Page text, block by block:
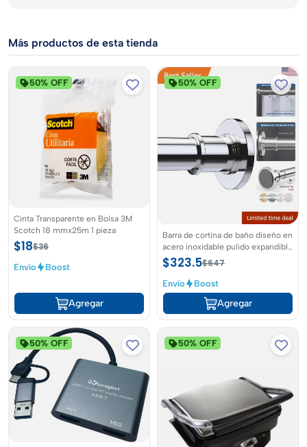
Más productos de esta tienda
50% OFF
Cinta Transparente en Bolsa 3M
Scotch 18 mmx25m 1 pieza
$18$36
Envío Boost
Agregar
50% OFF
Barra de cortina de baño diseño en
acero inoxidable pulido expandible
y ajustable de 109cm a 185cm
$323.5$647
Envío Boost
Agregar
50% OFF 50% OFF